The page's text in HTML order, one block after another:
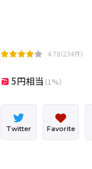
4.78（234件）
5円相当 （1%）
Twitter Favorite